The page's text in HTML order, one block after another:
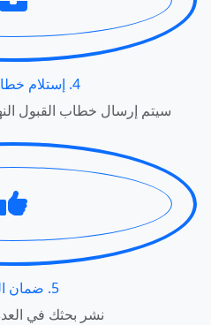
4. إستلام خطاب القبول
سيتم إرسال خطاب القبول
5. ضمان الجودة
نشر بحثك في